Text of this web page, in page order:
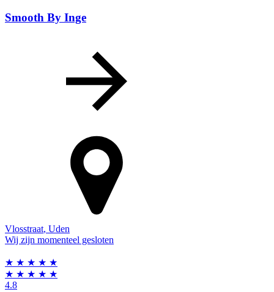
Smooth By Inge
Vlosstraat, Uden
Wij zijn momenteel gesloten
★ ★ ★ ★ ★
★ ★ ★ ★ ★
4.8